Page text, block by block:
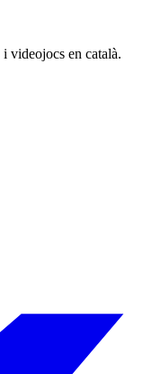
videojocs en català.